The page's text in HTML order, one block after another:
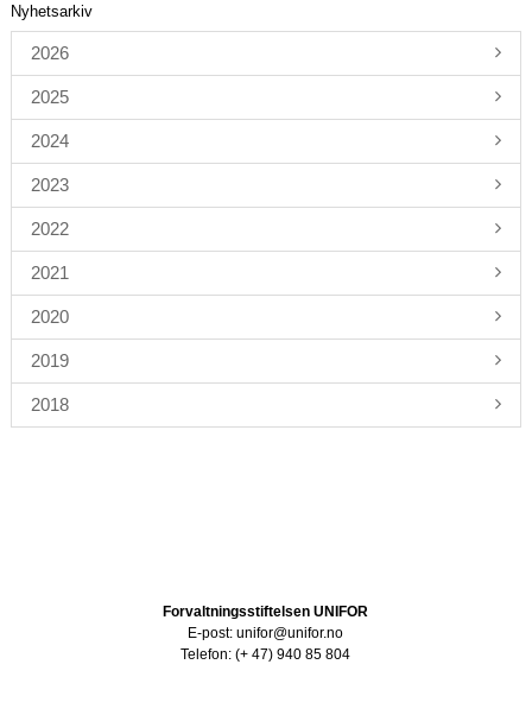
Nyhetsarkiv
2026
2025
2024
2023
2022
2021
2020
2019
2018
Forvaltningsstiftelsen UNIFOR
E-post: unifor@unifor.no
Telefon: (+ 47) 940 85 804